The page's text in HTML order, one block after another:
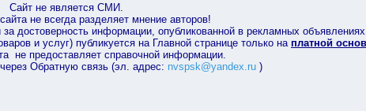
Сайт не является СМИ.
не всегда разделяет мнение авторов!
достоверность информации, опубликованной в рекламных объявлениях.
и услуг) публикуется на Главной странице только на платной
не предоставляет справочной информации.
Обратную связь (эл. адрес: nvspsk@yandex.ru)